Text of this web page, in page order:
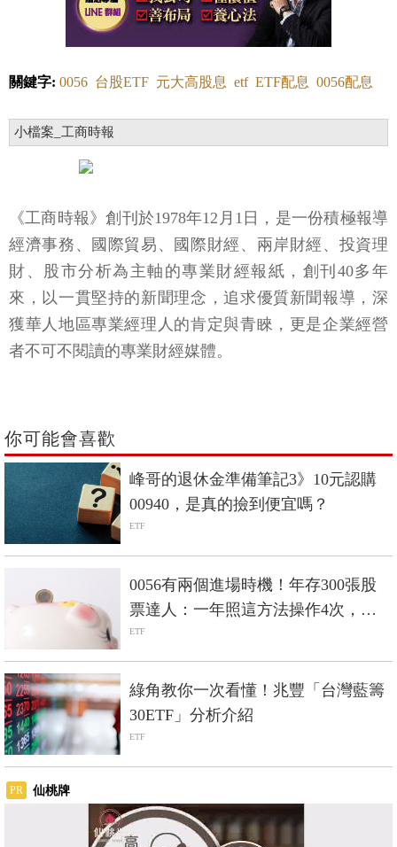
關鍵字: 0056 台股ETF 元大高股息 etf ETF配息 0056配息
小檔案_工商時報
《工商時報》創刊於1978年12月1日，是一份積極報導
經濟事務、國際貿易、國際財經、兩岸財經、投資理
財、股市分析為主軸的專業財經報紙，創刊40多年
來，以一貫堅持的新聞理念，追求優質新聞報導，深
獲華人地區專業經理人的肯定與青睞，更是企業經營
者不可不閱讀的專業財經媒體。
你可能會喜歡
峰哥的退休金準備筆記3》10元認購
00940，是真的撿到便宜嗎？
ETF
0056有兩個進場時機！年存300張股
票達人：一年照這方法操作4次，賺
進20%
ETF
綠角教你一次看懂！兆豐「台灣藍籌
30ETF」分析介紹
ETF
PR 仙桃牌